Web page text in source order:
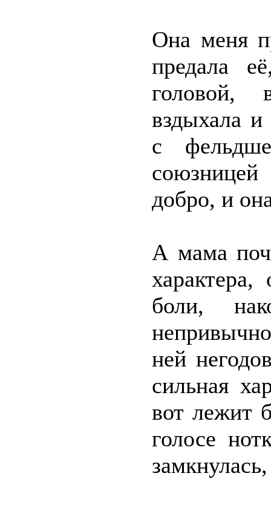
Она меня
предала
головой,
вздыхала
с
добро, и
А мама
боли,
ней
сильная
вот лежит
голосе